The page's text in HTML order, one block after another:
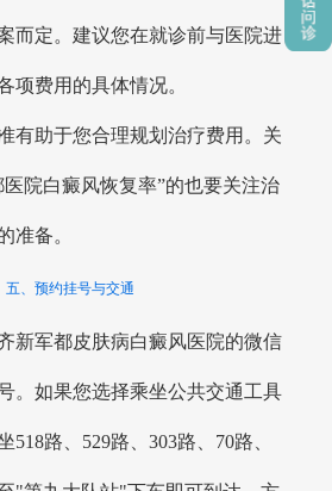
而定。建议您在就诊前与医院进
项费用的具体情况。
有助于您合理规划治疗费用。关
院白癜风恢复率”的也要关注治
准备。
五、预约挂号与交通
新军都皮肤病白癜风医院的微信
。如果您选择乘坐公共交通工具
518路、529路、303路、70路、